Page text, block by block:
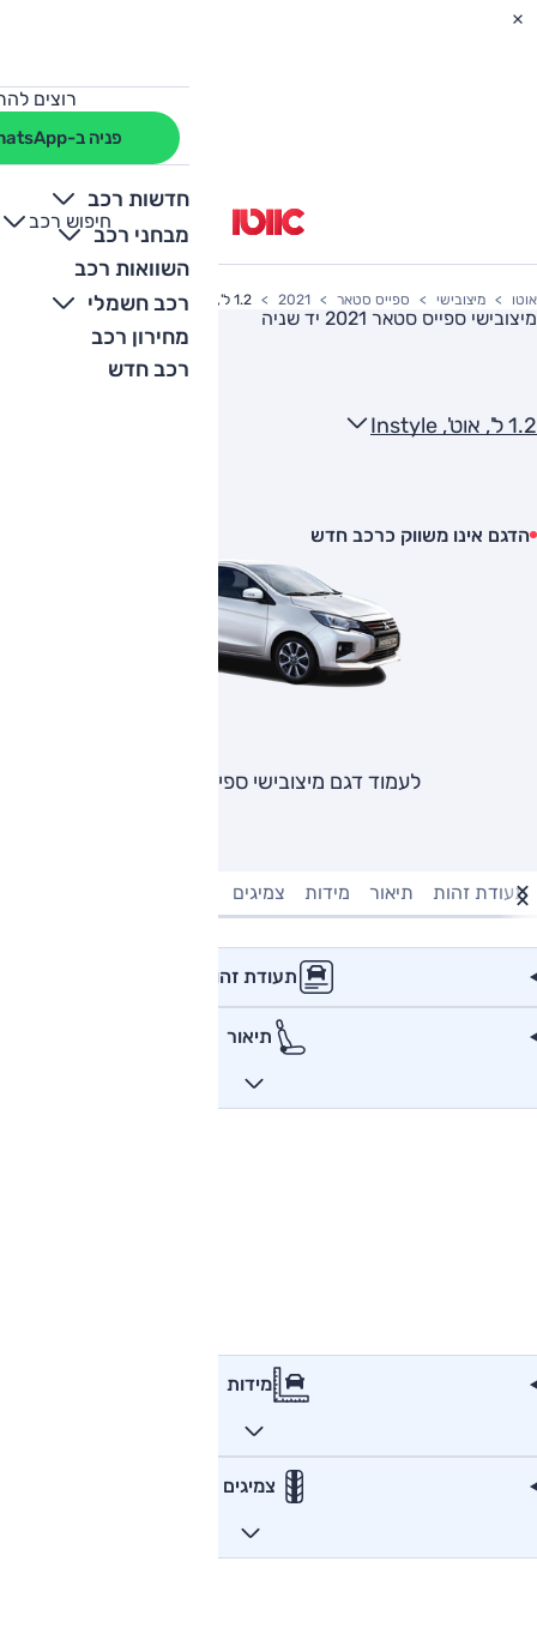
רוצים
פניה ב-WhatsApp
חדשות רכב
מבחני רכב
השוואות רכב
רכב חשמלי
מחירון רכב
רכב חדש
חיפוש רכב
+
-
אוטו מיצובישי ספייס סטאר 2021 1.2 ל', אוט', Instyle
מיצובישי ספייס סטאר 2021 יד שניה
1.2 ל', אוט', Instyle
הדגם אינו משווק כרכב חדש
לעמוד דגם מיצובישי ספייס סטאר
תעודת זהות תיאור מידות צמיגים
תעודת זהות
תיאור
מידות
צמיגים